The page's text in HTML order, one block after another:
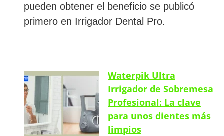
pueden obtener el beneficio se publicó
primero en Irrigador Dental Pro.
Waterpik Ultra
Irrigador de Sobremesa
Profesional: La clave
para unos dientes más
limpios